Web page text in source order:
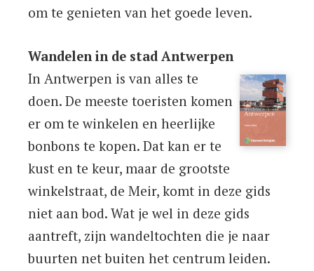
om te genieten van het goede leven.
Wandelen in de stad Antwerpen
In Antwerpen is van alles te
doen. De meeste toeristen komen
er om te winkelen en heerlijke
bonbons te kopen. Dat kan er te
kust en te keur, maar de grootste
winkelstraat, de Meir, komt in deze gids
niet aan bod. Wat je wel in deze gids
aantreft, zijn wandeltochten die je naar
buurten net buiten het centrum leiden.